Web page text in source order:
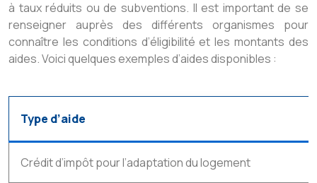
à taux réduits ou de subventions. Il est important de se
renseigner auprès des différents organismes pour
connaître les conditions d’éligibilité et les montants des
aides. Voici quelques exemples d’aides disponibles :
Type d’aide
Crédit d’impôt pour l’adaptation du logement